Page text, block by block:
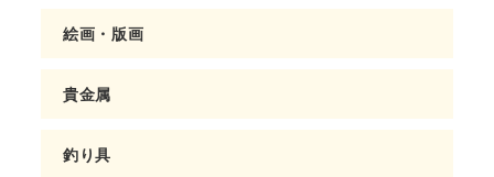
絵画・版画
貴金属
釣り具